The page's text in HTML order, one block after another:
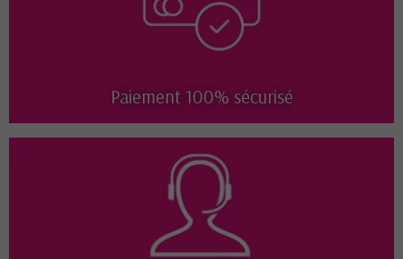
Paiement 100% sécurisé